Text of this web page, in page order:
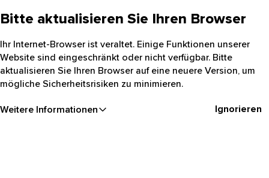
Bitte aktualisieren Sie Ihren Browser
Ihr Internet-Browser ist veraltet. Einige Funktionen unserer
Website sind eingeschränkt oder nicht verfügbar. Bitte
aktualisieren Sie Ihren Browser auf eine neuere Version, um
mögliche Sicherheitsrisiken zu minimieren.
Weitere Informationen Ignorieren